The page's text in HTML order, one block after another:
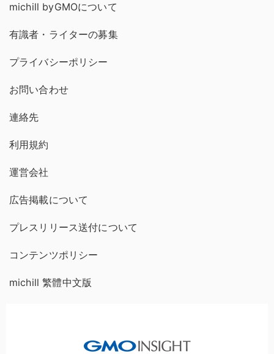
michill byGMOについて
有識者・ライターの募集
プライバシーポリシー
お問い合わせ
連絡先
利用規約
運営会社
広告掲載について
プレスリリース送付について
コンテンツポリシー
michill 繁體中文版